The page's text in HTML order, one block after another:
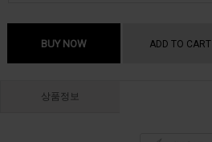
BUY NOW ADD TO CART
상품정보